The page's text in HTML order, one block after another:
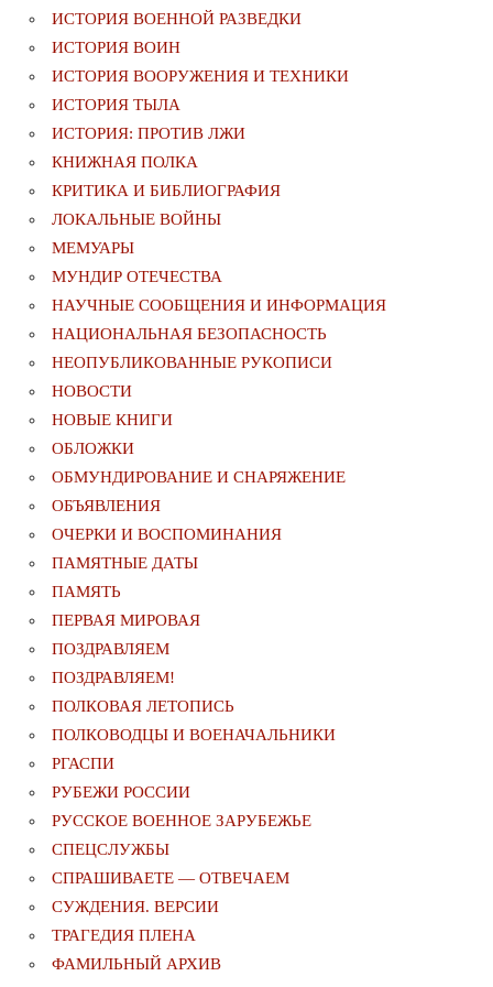
ИСТОРИЯ ВОЕННОЙ РАЗВЕДКИ
ИСТОРИЯ ВОИН
ИСТОРИЯ ВООРУЖЕНИЯ И ТЕХНИКИ
ИСТОРИЯ ТЫЛА
ИСТОРИЯ: ПРОТИВ ЛЖИ
КНИЖНАЯ ПОЛКА
КРИТИКА И БИБЛИОГРАФИЯ
ЛОКАЛЬНЫЕ ВОЙНЫ
МЕМУАРЫ
МУНДИР ОТЕЧЕСТВА
НАУЧНЫЕ СООБЩЕНИЯ И ИНФОРМАЦИЯ
НАЦИОНАЛЬНАЯ БЕЗОПАСНОСТЬ
НЕОПУБЛИКОВАННЫЕ РУКОПИСИ
НОВОСТИ
НОВЫЕ КНИГИ
ОБЛОЖКИ
ОБМУНДИРОВАНИЕ И СНАРЯЖЕНИЕ
ОБЪЯВЛЕНИЯ
ОЧЕРКИ И ВОСПОМИНАНИЯ
ПАМЯТНЫЕ ДАТЫ
ПАМЯТЬ
ПЕРВАЯ МИРОВАЯ
ПОЗДРАВЛЯЕМ
ПОЗДРАВЛЯЕМ!
ПОЛКОВАЯ ЛЕТОПИСЬ
ПОЛКОВОДЦЫ И ВОЕНАЧАЛЬНИКИ
РГАСПИ
РУБЕЖИ РОССИИ
РУССКОЕ ВОЕННОЕ ЗАРУБЕЖЬЕ
СПЕЦСЛУЖБЫ
СПРАШИВАЕТЕ — ОТВЕЧАЕМ
СУЖДЕНИЯ. ВЕРСИИ
ТРАГЕДИЯ ПЛЕНА
ФАМИЛЬНЫЙ АРХИВ